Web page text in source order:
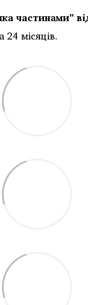
частинами"
24 місяців.